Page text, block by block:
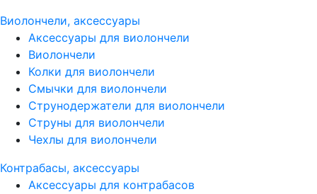
Виолончели, аксессуары
Аксессуары для виолончели
Виолончели
Колки для виолончели
Смычки для виолончели
Струнодержатели для виолончели
Струны для виолончели
Чехлы для виолончели
Контрабасы, аксессуары
Аксессуары для контрабасов